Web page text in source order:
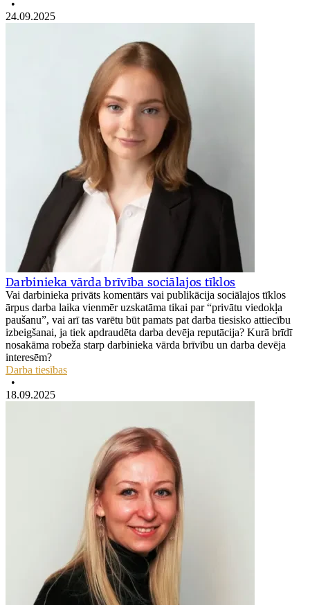
•
24.09.2025
Darbinieka vārda brīvība sociālajos tīklos
Vai darbinieka privāts komentārs vai publikācija sociālajos tīklos
ārpus darba laika vienmēr uzskatāma tikai par “privātu viedokļa
paušanu”, vai arī tas varētu būt pamats pat darba tiesisko attiecību
izbeigšanai, ja tiek apdraudēta darba devēja reputācija? Kurā brīdī
nosakāma robeža starp darbinieka vārda brīvību un darba devēja
interesēm?
Darba tiesības
•
18.09.2025